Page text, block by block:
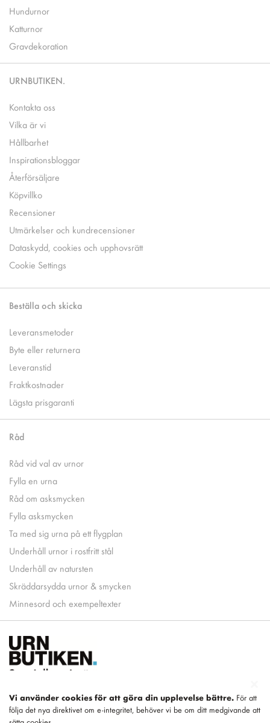
Hundurnor
Katturnor
Gravdekoration
URNBUTIKEN.
Kontakta oss
Vilka är vi
Hållbarhet
Inspirationsbloggar
Återförsäljare
Köpvillko
Recensioner
Utmärkelser och kundrecensioner
Dataskydd, cookies och upphovsrätt
Cookie Settings
Beställa och skicka
Leveransmetoder
Byte eller returnera
Leveranstid
Fraktkostnader
Lägsta prisgaranti
Råd
Råd vid val av urnor
Fylla en urna
Råd om asksmycken
Fylla asksmycken
Ta med sig urna på ett flygplan
Underhåll urnor i rostfritt stål
Underhåll av natursten
Skräddarsydda urnor & smycken
Minnesord och exempeltexter
Vi använder cookies för att göra din upplevelse bättre. För att
följa det nya direktivet om e-integritet, behöver vi be om ditt medgivande att